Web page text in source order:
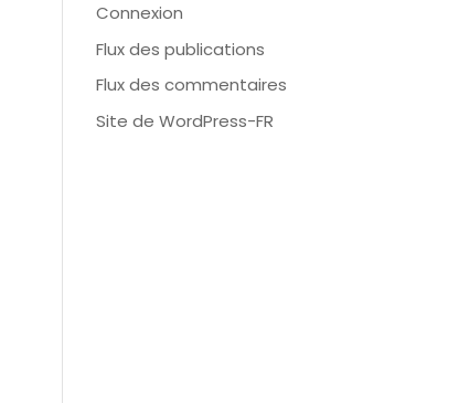
Connexion
Flux des publications
Flux des commentaires
Site de WordPress-FR